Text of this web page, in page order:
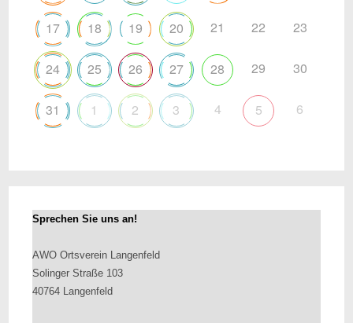
17 18 19 20 21 22 23
24 25 26 27 28 29 30
31 1 2 3 4 5 6
Sprechen Sie uns an!
AWO Ortsverein Langenfeld
Solinger Straße 103
40764 Langenfeld